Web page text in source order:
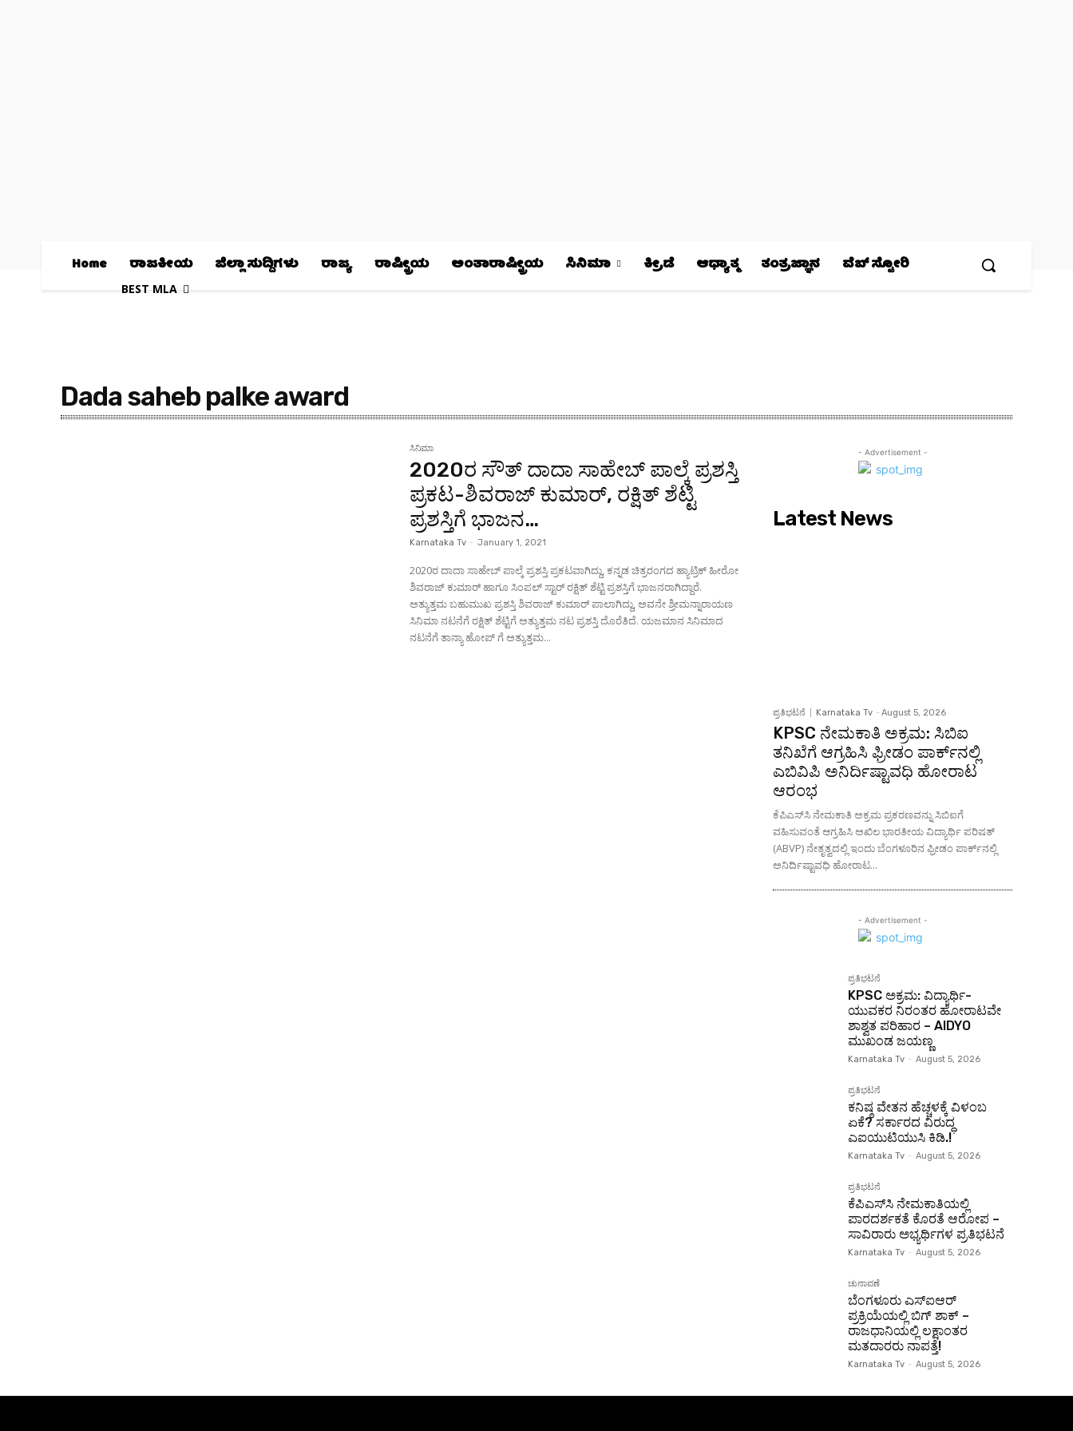
Home ರಾಜಕೀಯ ಜಿಲ್ಲಾ ಸುದ್ದಿಗಳು ರಾಜ್ಯ ರಾಷ್ಟ್ರೀಯ ಅಂತಾರಾಷ್ಟ್ರೀಯ ಸಿನಿಮಾ ಕ್ರೀಡೆ ಆಧ್ಯಾತ್ಮ ತಂತ್ರಜ್ಞಾನ ವೆಬ್ ಸ್ಟೋರಿ
BEST MLA
Dada saheb palke award
ಸಿನಿಮಾ
2020ರ ಸೌತ್ ದಾದಾ ಸಾಹೇಬ್ ಪಾಲ್ಕೆ ಪ್ರಶಸ್ತಿ
ಪ್ರಕಟ-ಶಿವರಾಜ್ ಕುಮಾರ್, ರಕ್ಷಿತ್ ಶೆಟ್ಟಿ
ಪ್ರಶಸ್ತಿಗೆ ಭಾಜನ…
Karnataka Tv - January 1, 2021
2020ರ ದಾದಾ ಸಾಹೇಬ್ ಪಾಲ್ಕೆ ಪ್ರಶಸ್ತಿ ಪ್ರಕಟವಾಗಿದ್ದು, ಕನ್ನಡ ಚಿತ್ರರಂಗದ ಹ್ಯಾಟ್ರಿಕ್ ಹೀರೋ
ಶಿವರಾಜ್ ಕುಮಾರ್ ಹಾಗೂ ಸಿಂಪಲ್ ಸ್ಟಾರ್ ರಕ್ಷಿತ್ ಶೆಟ್ಟಿ ಪ್ರಶಸ್ತಿಗೆ ಭಾಜನರಾಗಿದ್ದಾರೆ.
ಅತ್ಯುತ್ತಮ ಬಹುಮುಖ ಪ್ರಶಸ್ತಿ ಶಿವರಾಜ್ ಕುಮಾರ್ ಪಾಲಾಗಿದ್ದು, ಅವನೇ ಶ್ರೀಮನ್ನಾರಾಯಣ
ಸಿನಿಮಾ ನಟನೆಗೆ ರಕ್ಷಿತ್ ಶೆಟ್ಟಿಗೆ ಅತ್ಯುತ್ತಮ ನಟ ಪ್ರಶಸ್ತಿ ದೊರೆತಿದೆ. ಯಜಮಾನ ಸಿನಿಮಾದ
ನಟನೆಗೆ ತಾನ್ಯಾ ಹೋಪ್ ಗೆ ಅತ್ಯುತ್ತಮ...
- Advertisement -
Latest News
ಪ್ರತಿಭಟನೆ Karnataka Tv - August 5, 2026
KPSC ನೇಮಕಾತಿ ಅಕ್ರಮ: ಸಿಬಿಐ
ತನಿಖೆಗೆ ಆಗ್ರಹಿಸಿ ಫ್ರೀಡಂ ಪಾರ್ಕ್‌ನಲ್ಲಿ
ಎಬಿವಿಪಿ ಅನಿರ್ದಿಷ್ಟಾವಧಿ ಹೋರಾಟ
ಆರಂಭ
ಕೆಪಿಎಸ್‌ಸಿ ನೇಮಕಾತಿ ಅಕ್ರಮ ಪ್ರಕರಣವನ್ನು ಸಿಬಿಐಗೆ
ವಹಿಸುವಂತೆ ಆಗ್ರಹಿಸಿ ಅಖಿಲ ಭಾರತೀಯ ವಿದ್ಯಾರ್ಥಿ ಪರಿಷತ್
(ABVP) ನೇತೃತ್ವದಲ್ಲಿ ಇಂದು ಬೆಂಗಳೂರಿನ ಫ್ರೀಡಂ ಪಾರ್ಕ್‌ನಲ್ಲಿ
ಅನಿರ್ದಿಷ್ಟಾವಧಿ ಹೋರಾಟ...
- Advertisement -
ಪ್ರತಿಭಟನೆ
KPSC ಅಕ್ರಮ: ವಿದ್ಯಾರ್ಥಿ-
ಯುವಕರ ನಿರಂತರ ಹೋರಾಟವೇ
ಶಾಶ್ವತ ಪರಿಹಾರ – AIDYO
ಮುಖಂಡ ಜಯಣ್ಣ
Karnataka Tv - August 5, 2026
ಪ್ರತಿಭಟನೆ
ಕನಿಷ್ಠ ವೇತನ ಹೆಚ್ಚಳಕ್ಕೆ ವಿಳಂಬ
ಏಕೆ? ಸರ್ಕಾರದ ವಿರುದ್ಧ
ಎಐಯುಟಿಯುಸಿ ಕಿಡಿ.!
Karnataka Tv - August 5, 2026
ಪ್ರತಿಭಟನೆ
ಕೆಪಿಎಸ್‌ಸಿ ನೇಮಕಾತಿಯಲ್ಲಿ
ಪಾರದರ್ಶಕತೆ ಕೊರತೆ ಆರೋಪ –
ಸಾವಿರಾರು ಅಭ್ಯರ್ಥಿಗಳ ಪ್ರತಿಭಟನೆ
Karnataka Tv - August 5, 2026
ಚುನಾವಣೆ
ಬೆಂಗಳೂರು ಎಸ್‌ಐಆರ್
ಪ್ರಕ್ರಿಯೆಯಲ್ಲಿ ಬಿಗ್ ಶಾಕ್ –
ರಾಜಧಾನಿಯಲ್ಲಿ ಲಕ್ಷಾಂತರ
ಮತದಾರರು ನಾಪತ್ತೆ!
Karnataka Tv - August 5, 2026